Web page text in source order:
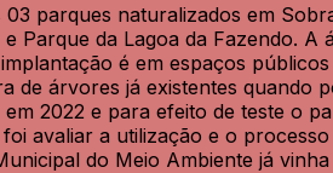
parques naturalizados em
Parque da Lagoa da Fazendo. A
é em espaços
de árvores já existentes quando
2022 e para efeito de teste o
avaliar a utilização e o
do Meio Ambiente já